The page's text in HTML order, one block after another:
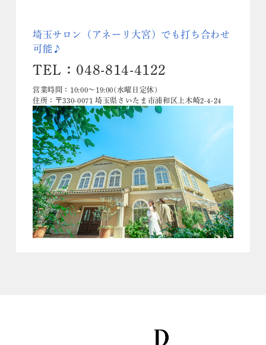
埼玉サロン（アネーリ大宮）でも打ち合わせ
可能♪
TEL：048-814-4122
営業時間：10:00〜19:00(水曜日定休)
住所：〒330-0071 埼玉県さいたま市浦和区上木崎2-4-24